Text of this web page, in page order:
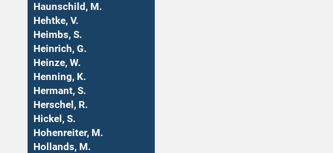
Haunschild, M.
Hehtke, V.
Heimbs, S.
Heinrich, G.
Heinze, W.
Henning, K.
Hermant, S.
Herschel, R.
Hickel, S.
Hohenreiter, M.
Hollands, M.